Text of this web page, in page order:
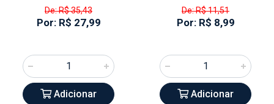
De: R$ 35,43
Por: R$ 27,99
Adicionar
De: R$ 11,51
Por: R$ 8,99
Adicionar